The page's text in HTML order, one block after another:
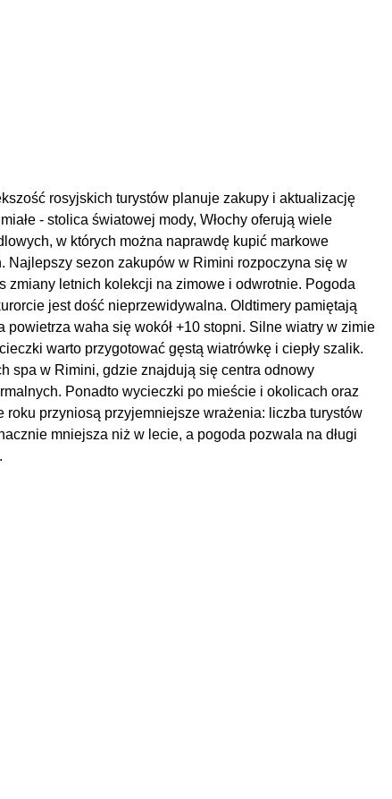
rosyjskich turystów planuje zakupy i aktualizację
- stolica światowej mody, Włochy oferują wiele
w których można naprawdę kupić markowe
Najlepszy sezon zakupów w Rimini rozpoczyna się w
zmiany letnich kolekcji na zimowe i odwrotnie. Pogoda
jest dość nieprzewidywalna. Oldtimery pamiętają
powietrza waha się wokół +10 stopni. Silne wiatry w zimie
warto przygotować gęstą wiatrówkę i ciepły szalik.
spa w Rimini, gdzie znajdują się centra odnowy
Ponadto wycieczki po mieście i okolicach oraz
przyniosą przyjemniejsze wrażenia: liczba turystów
mniejsza niż w lecie, a pogoda pozwala na długi